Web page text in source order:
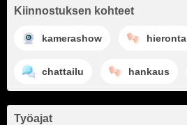
Kiinnostuksen kohteet
kamerashow hieronta
chattailu hankaus
Työajat